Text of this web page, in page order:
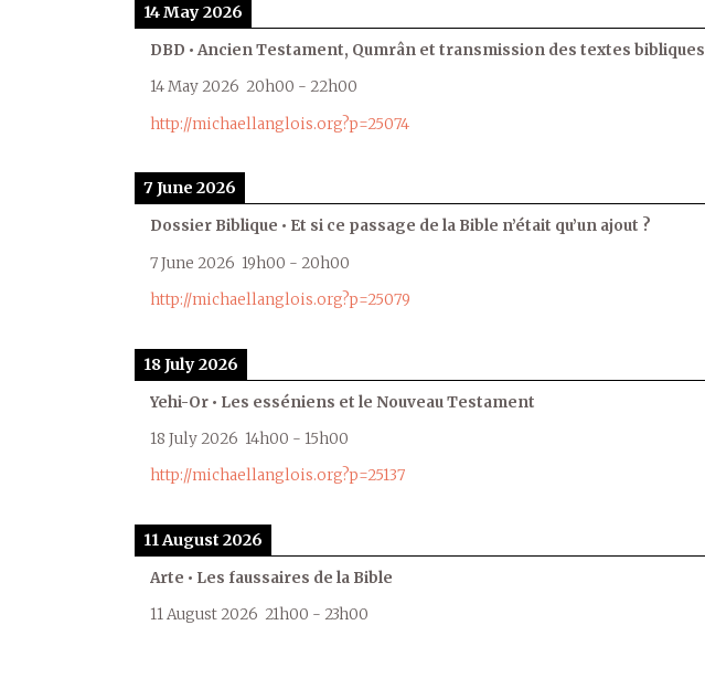
14 May 2026
DBD • Ancien Testament, Qumrân et transmission des textes bibliques
14 May 2026 20h00 - 22h00
http://michaellanglois.org?p=25074
7 June 2026
Dossier Biblique • Et si ce passage de la Bible n’était qu’un ajout ?
7 June 2026 19h00 - 20h00
http://michaellanglois.org?p=25079
18 July 2026
Yehi-Or • Les esséniens et le Nouveau Testament
18 July 2026 14h00 - 15h00
http://michaellanglois.org?p=25137
11 August 2026
Arte • Les faussaires de la Bible
11 August 2026 21h00 - 23h00